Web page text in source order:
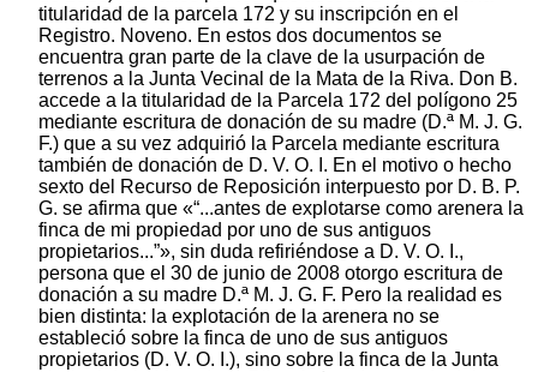
titularidad de la parcela 172 y su inscripción en el
Registro. Noveno. En estos dos documentos se
encuentra gran parte de la clave de la usurpación de
terrenos a la Junta Vecinal de la Mata de la Riva. Don B.
accede a la titularidad de la Parcela 172 del polígono 25
mediante escritura de donación de su madre (D.ª M. J. G.
F.) que a su vez adquirió la Parcela mediante escritura
también de donación de D. V. O. I. En el motivo o hecho
sexto del Recurso de Reposición interpuesto por D. B. P.
G. se afirma que «“...antes de explotarse como arenera la
finca de mi propiedad por uno de sus antiguos
propietarios...”», sin duda refiriéndose a D. V. O. I.,
persona que el 30 de junio de 2008 otorgo escritura de
donación a su madre D.ª M. J. G. F. Pero la realidad es
bien distinta: la explotación de la arenera no se
estableció sobre la finca de uno de sus antiguos
propietarios (D. V. O. I.), sino sobre la finca de la Junta